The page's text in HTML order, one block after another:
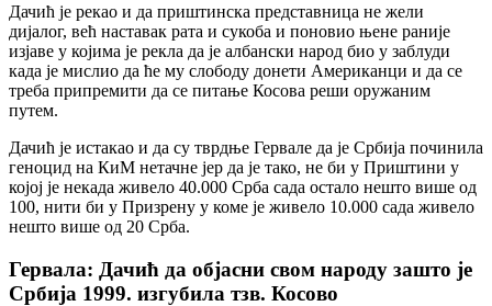
Дачић је рекао и да приштинска представница не жели
дијалог, већ наставак рата и сукоба и поновио њене раније
изјаве у којима је рекла да је албански народ био у заблуди
када је мислио да ће му слободу донети Американци и да се
треба припремити да се питање Косова реши оружаним
путем.
Дачић је истакао и да су тврдње Гервале да је Србија починила
геноцид на КиМ нетачне јер да је тако, не би у Приштини у
којој је некада живело 40.000 Срба сада остало нешто више од
100, нити би у Призрену у коме је живело 10.000 сада живело
нешто више од 20 Срба.
Гервала: Дачић да објасни свом народу зашто је
Србија 1999. изгубила тзв. Косово